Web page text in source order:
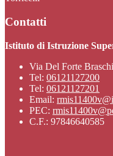
Contatti
Istituto di Istruzione
Via Del Forte
Tel: 06121127200
Tel: 06121127201
Email:
PEC:
C.F.: 97846640585